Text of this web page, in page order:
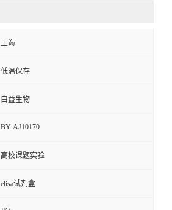
上海
低温保存
白益生物
BY-AJ10170
高校课题实验
elisa试剂盒